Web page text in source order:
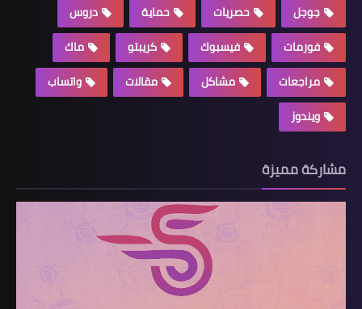
جوجل
حصريات حماية
دروس
فورمات
فيسبوك كريبتو
ماك
مراجعات
مشاكل مقالات
واتساب
ويندوز
مشاركة مميزة